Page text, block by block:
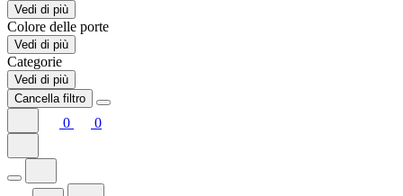
Vedi di più
Colore delle porte
Vedi di più
Categorie
Vedi di più
Cancella filtro
0 0